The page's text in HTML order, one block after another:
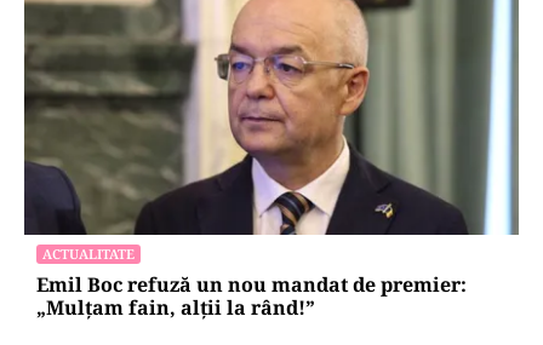
ACTUALITATE
Emil Boc refuză un nou mandat de premier:
„Mulțam fain, alții la rând!”